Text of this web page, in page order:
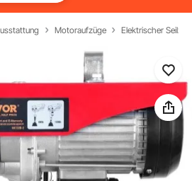
Motoraufzüge Elektrischer Seilzug